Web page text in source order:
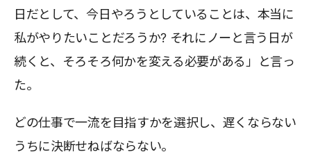
日だとして、今日やろうとしていることは、本当に
私がやりたいことだろうか? それにノーと言う日が
続くと、そろそろ何かを変える必要がある」と言っ
た。
どの仕事で一流を目指すかを選択し、遅くならない
うちに決断せねばならない。